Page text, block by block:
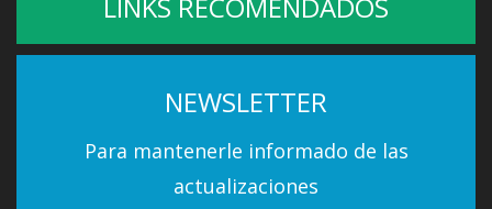
NEWSLETTER
Para mantenerle informado de las
actualizaciones